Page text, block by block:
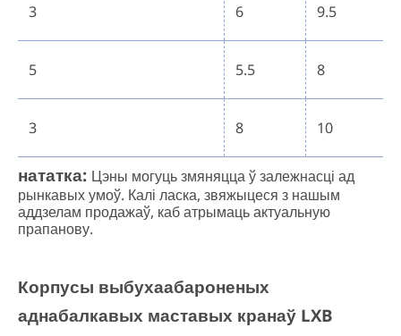
3 6 9.5
5 5.5 8
3 8 10
нататка: Цэны могуць змяняцца ў залежнасці ад
рынкавых умоў. Калі ласка, звяжыцеся з нашым
аддзелам продажаў, каб атрымаць актуальную
прапанову.
Корпусы выбухаабароненых
аднабалкавых маставых кранаў LXB